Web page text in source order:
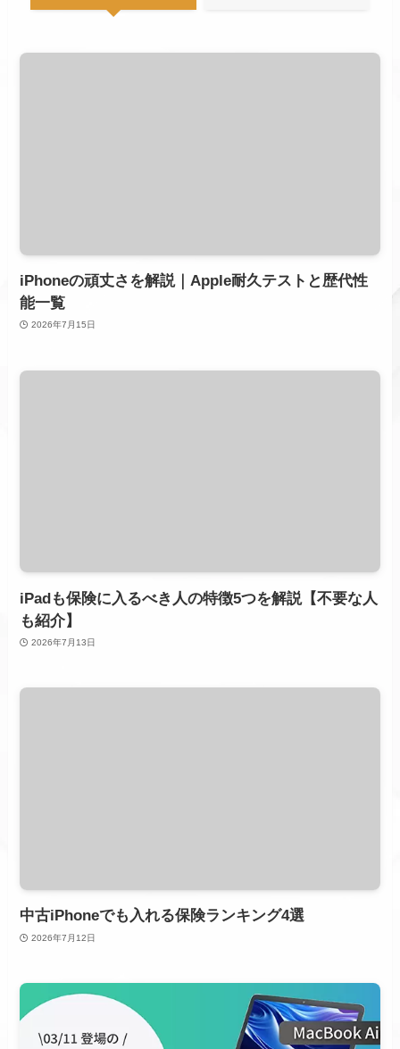
iPhoneの頑丈さを解説｜Apple耐久テストと歴代性
能一覧
2026年7月15日
iPadも保険に入るべき人の特徴5つを解説【不要な人
も紹介】
2026年7月13日
中古iPhoneでも入れる保険ランキング4選
2026年7月12日